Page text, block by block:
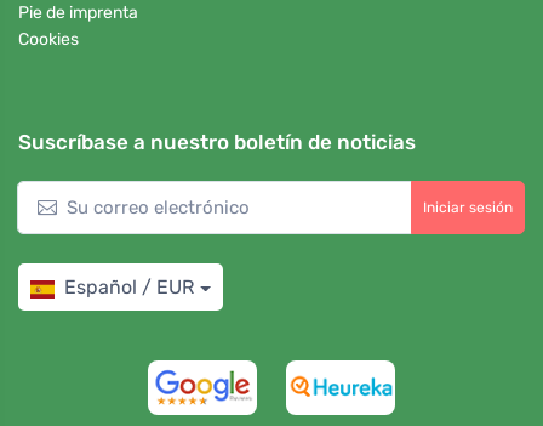
Pie de imprenta
Cookies
Suscríbase a nuestro boletín de noticias
Iniciar sesión
Español / EUR